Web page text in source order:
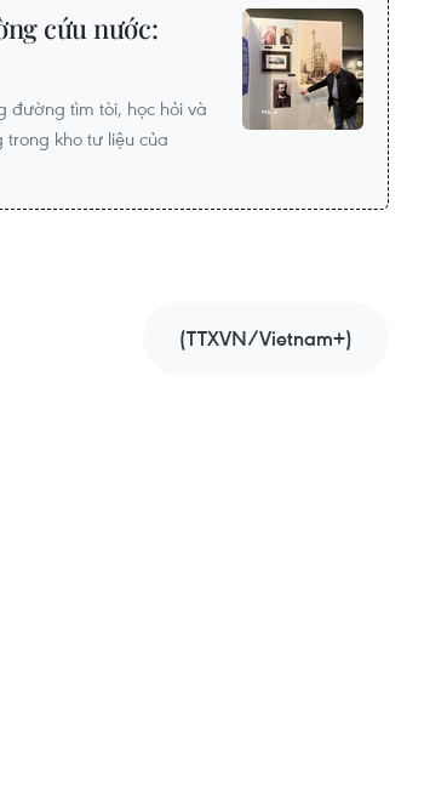
cứu nước:
đường tìm tòi, học hỏi và
kho tư liệu của
(TTXVN/Vietnam+)